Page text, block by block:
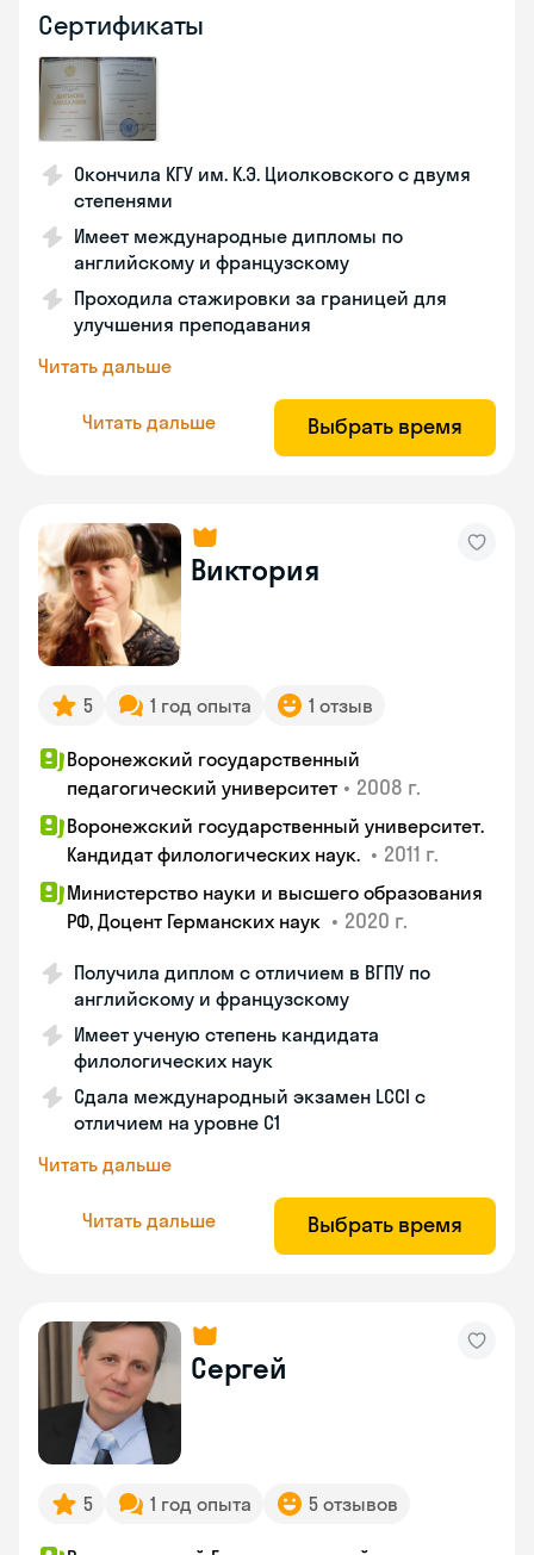
Сертификаты
Окончила КГУ им. К.Э. Циолковского с двумя
степенями
Имеет международные дипломы по
английскому и французскому
Проходила стажировки за границей для
улучшения преподавания
Читать дальше
Читать дальше Выбрать время
Виктория
5 1 год опыта 1 отзыв
Воронежский государственный
педагогический университет • 2008 г.
Воронежский государственный университет.
Кандидат филологических наук. • 2011 г.
Министерство науки и высшего образования
РФ, Доцент Германских наук • 2020 г.
Получила диплом с отличием в ВГПУ по
английскому и французскому
Имеет ученую степень кандидата
филологических наук
Сдала международный экзамен LCCI с
отличием на уровне C1
Читать дальше
Читать дальше Выбрать время
Сергей
5 1 год опыта 5 отзывов